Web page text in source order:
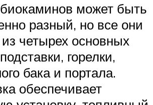
может быть
разный, но все они
из четырех основных
горелки,
бака и портала.
обеспечивает